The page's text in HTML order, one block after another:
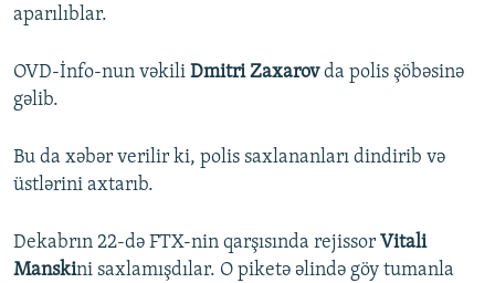
aparılıblar.
OVD-İnfo-nun vəkili Dmitri Zaxarovda polis şöbəsinə
gəlib.
Bu da xəbər verilir ki, polis saxlananları dindirib və
üstlərini axtarıb.
Dekabrın 22-də FTX-nin qarşısında rejissor Vitali
Manskini saxlamışdılar. O piketə əlində göy tumanla